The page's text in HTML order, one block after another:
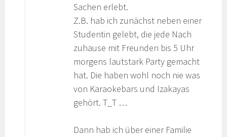
Sachen erlebt.
Z.B. hab ich zunächst neben einer
Studentin gelebt, die jede Nach
zuhause mit Freunden bis 5 Uhr
morgens lautstark Party gemacht
hat. Die haben wohl noch nie was
von Karaokebars und Izakayas
gehört. T_T …
Dann hab ich über einer Familie